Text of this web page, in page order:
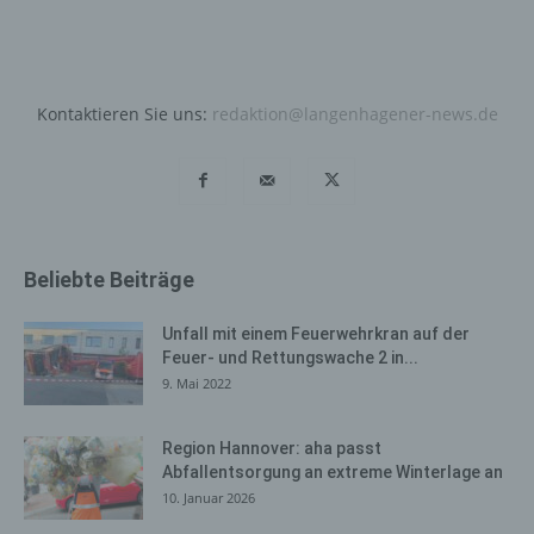
Kontaktieren Sie uns: redaktion@langenhagener-news.de
Beliebte Beiträge
Unfall mit einem Feuerwehrkran auf der
Feuer- und Rettungswache 2 in...
9. Mai 2022
Region Hannover: aha passt
Abfallentsorgung an extreme Winterlage an
10. Januar 2026
auszuliefern, (2) die Inhalte unserer Internetseite sowie
Funktionsfähigkeit unserer informationstechnologischen
notwendigen Informationen bereitzustellen. Diese
durch uns daher einerseits statistisch und ferner mit dem
Ziel ausgewertet, den Datenschutz und die
Datensicherheit in unserem Unternehmen zu erhöhen,
um letztlich ein optimales Schutzniveau für die von uns
verarbeiteten personenbezogenen Daten
sicherzustellen. Die anonymen Daten der Server-Logfiles
werden getrennt von allen durch eine betroffene Person
angegebenen personenbezogenen Daten gespeichert.